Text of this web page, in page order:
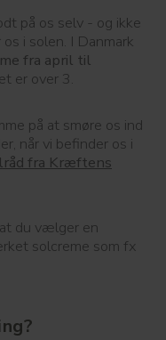
på os selv - og ikke
i solen. I Danmark
fra april til
er over 3.
på at smøre os ind
når vi befinder os i
fra Kræftens
du vælger en
solcreme som fx